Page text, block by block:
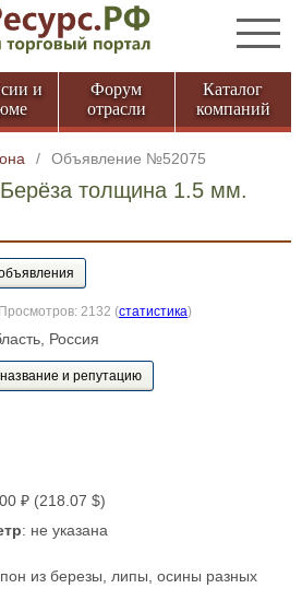
и
Форум
отрасли
Каталог
компаний
/ Объявление №52075
толщина 1.5 мм.
Просмотров: 2132 (статистика)
Россия
и репутацию
₽ (218.07 $)
: не указана
из березы, липы, осины разных